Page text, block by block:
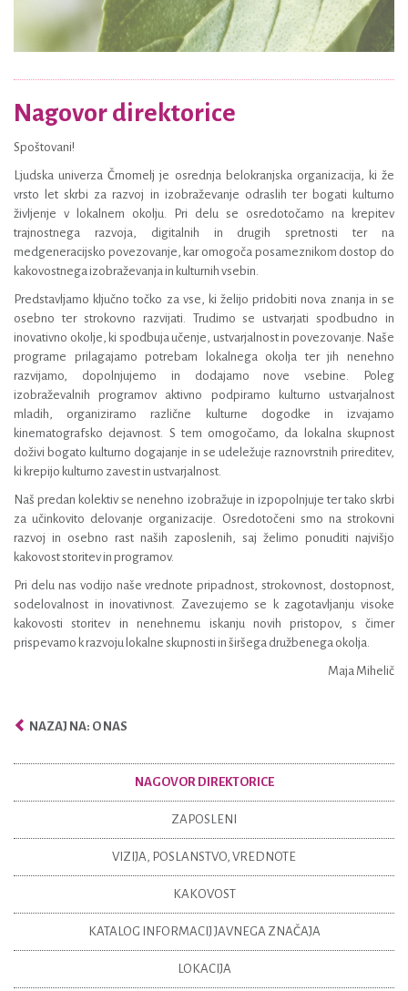
Nagovor direktorice
Spoštovani!
Ljudska univerza Črnomelj je osrednja belokranjska organizacija, ki že
vrsto let skrbi za razvoj in izobraževanje odraslih ter bogati kulturno
življenje v lokalnem okolju. Pri delu se osredotočamo na krepitev
trajnostnega razvoja, digitalnih in drugih spretnosti ter na
medgeneracijsko povezovanje, kar omogoča posameznikom dostop do
kakovostnega izobraževanja in kulturnih vsebin.
Predstavljamo ključno točko za vse, ki želijo pridobiti nova znanja in se
osebno ter strokovno razvijati. Trudimo se ustvarjati spodbudno in
inovativno okolje, ki spodbuja učenje, ustvarjalnost in povezovanje. Naše
programe prilagajamo potrebam lokalnega okolja ter jih nenehno
razvijamo, dopolnjujemo in dodajamo nove vsebine. Poleg
izobraževalnih programov aktivno podpiramo kulturno ustvarjalnost
mladih, organiziramo različne kulturne dogodke in izvajamo
kinematografsko dejavnost. S tem omogočamo, da lokalna skupnost
doživi bogato kulturno dogajanje in se udeležuje raznovrstnih prireditev,
ki krepijo kulturno zavest in ustvarjalnost.
Naš predan kolektiv se nenehno izobražuje in izpopolnjuje ter tako skrbi
za učinkovito delovanje organizacije. Osredotočeni smo na strokovni
razvoj in osebno rast naših zaposlenih, saj želimo ponuditi najvišjo
kakovost storitev in programov.
Pri delu nas vodijo naše vrednote pripadnost, strokovnost, dostopnost,
sodelovalnost in inovativnost. Zavezujemo se k zagotavljanju visoke
kakovosti storitev in nenehnemu iskanju novih pristopov, s čimer
prispevamo k razvoju lokalne skupnosti in širšega družbenega okolja.
Maja Mihelič
NAZAJ NA: O NAS
NAGOVOR DIREKTORICE
ZAPOSLENI
VIZIJA, POSLANSTVO, VREDNOTE
KAKOVOST
KATALOG INFORMACIJ JAVNEGA ZNAČAJA
LOKACIJA